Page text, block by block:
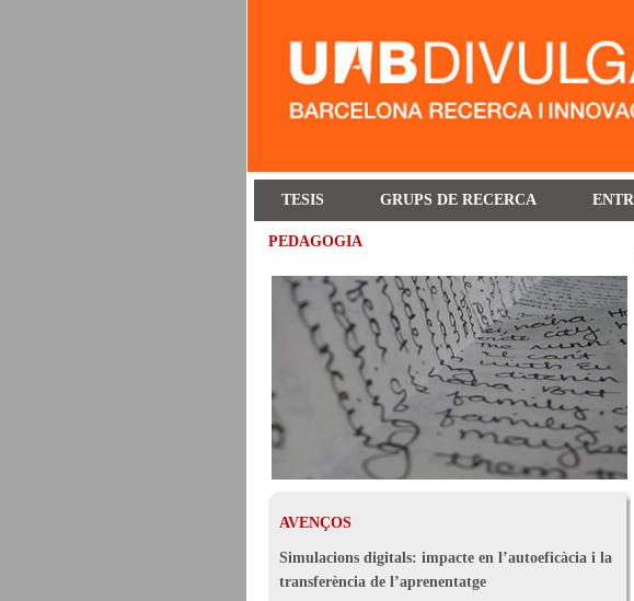
TESIS GRUPS DE RECERCA
PEDAGOGIA
AVENÇOS
Simulacions digitals: impacte en l’autoeficàcia i la
transferència de l’aprenentatge